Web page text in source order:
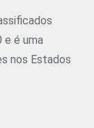
e é uma
nos Estados